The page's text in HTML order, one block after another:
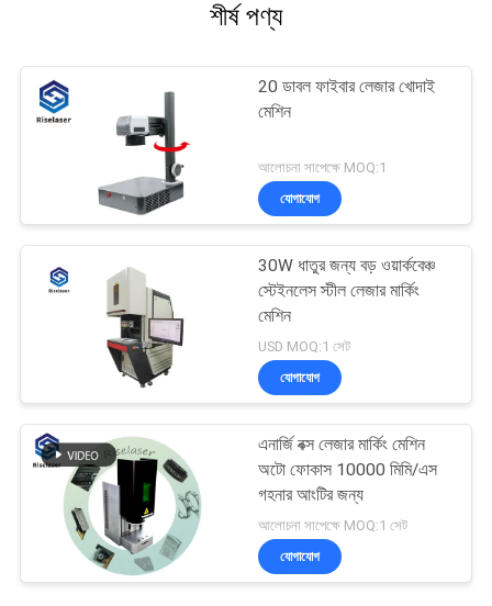
শীর্ষ পণ্য
20 ডাবল ফাইবার লেজার খোদাই
মেশিন
আলোচনা সাপেক্ষে MOQ:1
যোগাযোগ
30W ধাতুর জন্য বড় ওয়ার্কবেঞ্চ
স্টেইনলেস স্টীল লেজার মার্কিং
মেশিন
USD MOQ:1 সেট
যোগাযোগ
এনার্জি বক্স লেজার মার্কিং মেশিন
অটো ফোকাস 10000 মিমি/এস
গহনার আংটির জন্য
আলোচনা সাপেক্ষে MOQ:1 সেট
যোগাযোগ